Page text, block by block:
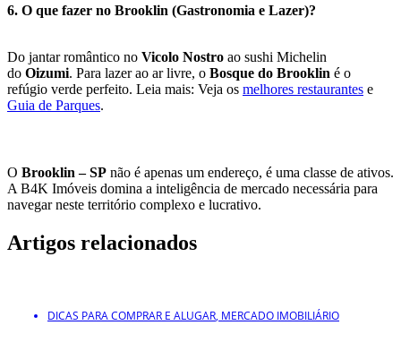
6. O que fazer no Brooklin (Gastronomia e Lazer)?
Do jantar romântico no Vicolo Nostro ao sushi Michelin
do Oizumi. Para lazer ao ar livre, o Bosque do Brooklin é o
refúgio verde perfeito. Leia mais: Veja os melhores restaurantes e
Guia de Parques.
O Brooklin – SP não é apenas um endereço, é uma classe de ativos.
A B4K Imóveis domina a inteligência de mercado necessária para
navegar neste território complexo e lucrativo.
Artigos relacionados
DICAS PARA COMPRAR E ALUGAR, MERCADO IMOBILIÁRIO